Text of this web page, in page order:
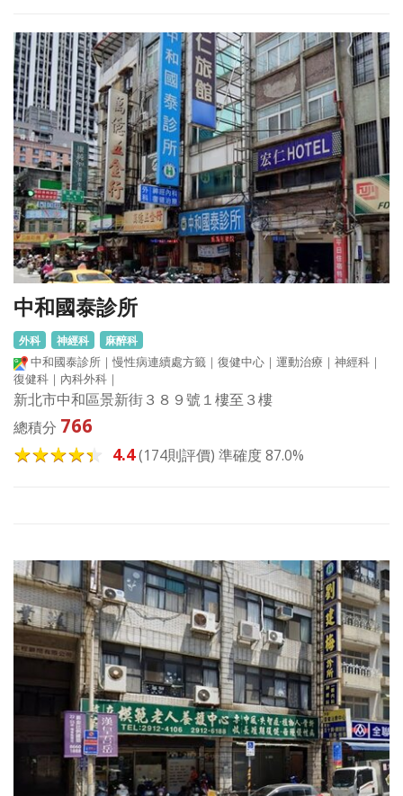
中和國泰診所
外科 神經科 麻醉科
中和國泰診所｜慢性病連續處方籤｜復健中心｜運動治療｜神經科｜
復健科｜內科外科｜
新北市中和區景新街３８９號１樓至３樓
總積分 766
4.4(174則評價) 準確度 87.0%